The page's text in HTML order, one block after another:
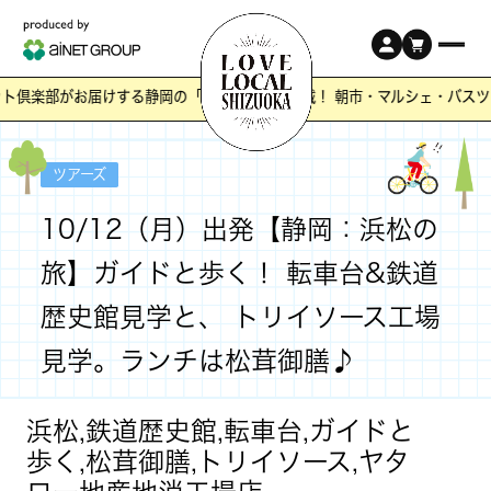
楽部がお届けする静岡の「ワクワク」が満載！ 朝市・マルシェ・バス
ツアーズ
10/12（月）出発【静岡：浜松の
旅】ガイドと歩く！ 転車台&鉄道
歴史館見学と、 トリイソース工場
見学。ランチは松茸御膳♪
浜松,鉄道歴史館,転車台,ガイドと
歩く,松茸御膳,トリイソース,ヤタ